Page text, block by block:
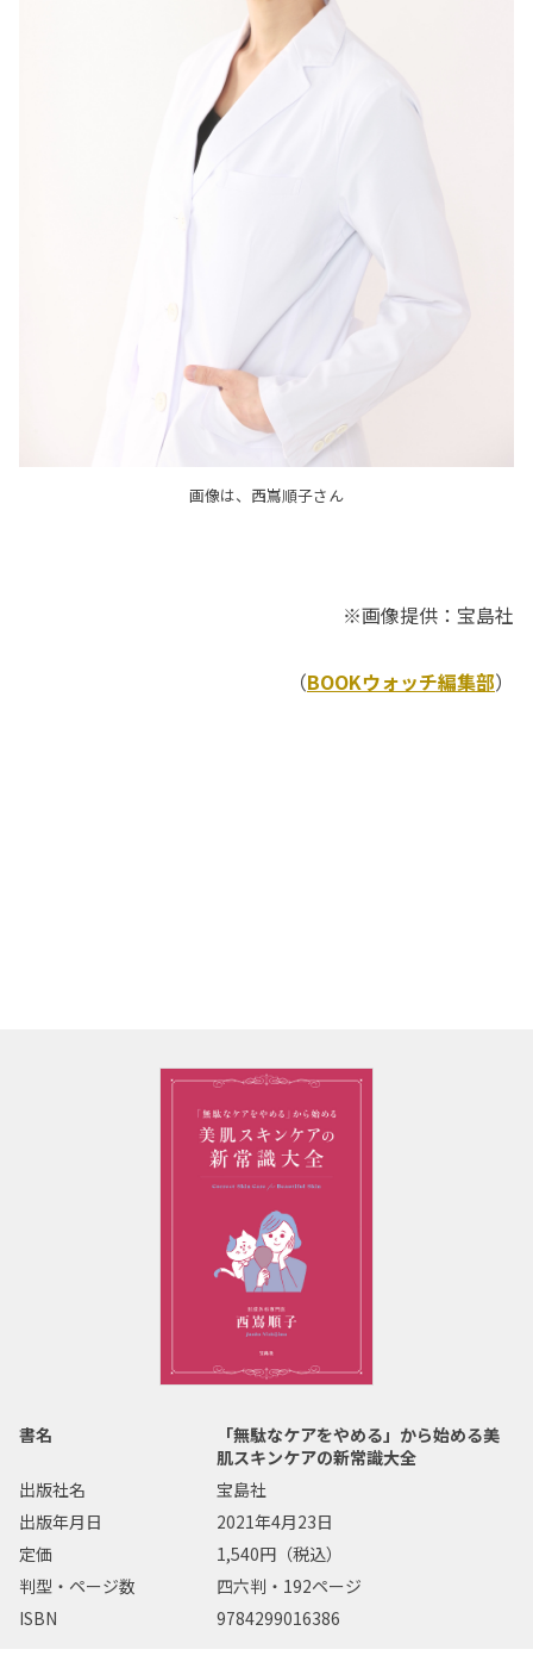
画像は、西嶌順子さん
※画像提供：宝島社
（BOOKウォッチ編集部）
書名
「無駄なケアをやめる」から始める美
肌スキンケアの新常識大全
出版社名
宝島社
出版年月日
2021年4月23日
定価
1,540円（税込）
判型・ページ数
四六判・192ページ
ISBN
9784299016386